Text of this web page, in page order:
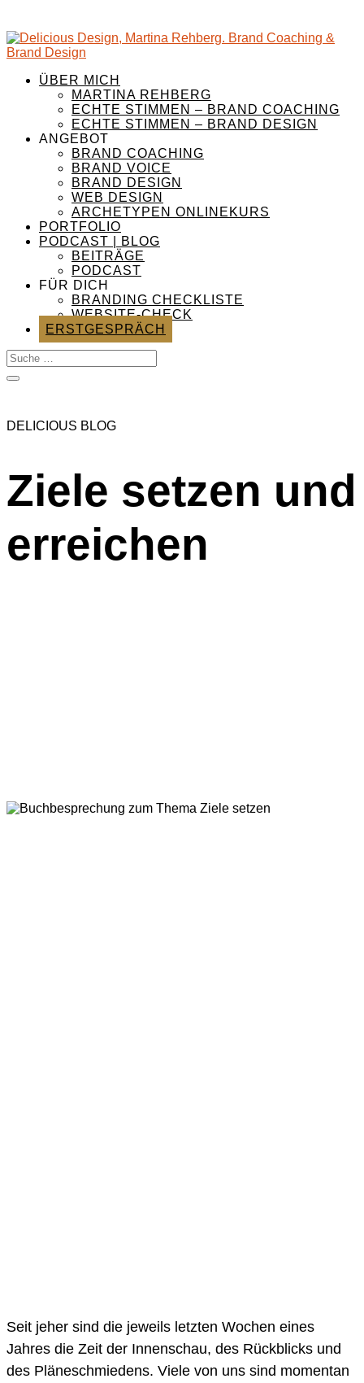
ÜBER MICH
MARTINA REHBERG
ECHTE STIMMEN – BRAND COACHING
ECHTE STIMMEN – BRAND DESIGN
ANGEBOT
BRAND COACHING
BRAND VOICE
BRAND DESIGN
WEB DESIGN
ARCHETYPEN ONLINEKURS
PORTFOLIO
PODCAST | BLOG
BEITRÄGE
PODCAST
FÜR DICH
BRANDING CHECKLISTE
WEBSITE-CHECK
ERSTGESPRÄCH
DELICIOUS BLOG
Ziele setzen und
erreichen
Seit jeher sind die jeweils letzten Wochen eines
Jahres die Zeit der Innenschau, des Rückblicks und
des Pläneschmiedens. Viele von uns sind momentan